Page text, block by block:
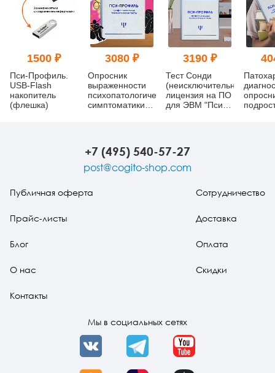
1500 ₽
Пси-Профиль.
USB-Flash
накопитель
(флешка)
3080 ₽
Опросник
выраженности
психопатологической
симптоматики
Профиль)
3190 ₽
Тест Сонди
(неисключительная
лицензия на ПО
для ЭВМ "Пси-
+7 (495) 540-57-27
post@cogito-shop.com
Публичная оферта
Прайс-листы
Блог
О нас
Контакты
Сотрудничество
Доставка
Оплата
Скидки
Мы в социальных сетях
VK Telegram YouTube